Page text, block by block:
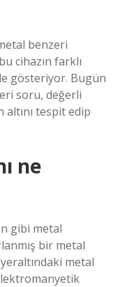
benzeri
cihazın farklı
gösteriyor. Bugün
soru, değerli
tespit edip
ne
gibi metal
bir metal
metal